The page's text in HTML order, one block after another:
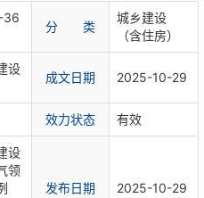
36
分 类
城乡建设
（含住房）
设
成文日期 2025-10-29
效力状态 有效
设
领
发布日期 2025-10-29